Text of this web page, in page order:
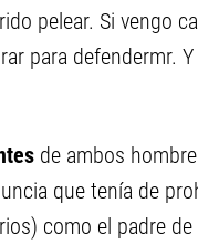
pelear. Si vengo
para defendermr.
de ambos
que tenía de
como el padre de